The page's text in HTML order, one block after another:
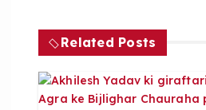
a
v
Related Posts